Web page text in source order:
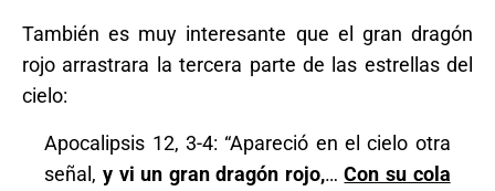
También es muy interesante que el gran dragón
rojo arrastrara la tercera parte de las estrellas del
cielo:
Apocalipsis 12, 3-4: “Apareció en el cielo otra
señal, y vi un gran dragón rojo,…Con su cola